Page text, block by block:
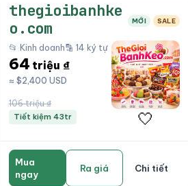
thegioibanhke
o.com
MỚI SALE
📂 Kinh doanh🔡 14 ký tự
64 triệu ₫
≈ $2,400 USD
106 triệu ₫
Tiết kiệm 43tr 🤍
Mua
ngay
Ra giá Chi tiết